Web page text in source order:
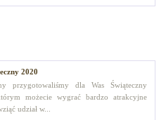
2020
przygotowaliśmy dla Was Świąteczny
możecie wygrać bardzo atrakcyjne
udział w...